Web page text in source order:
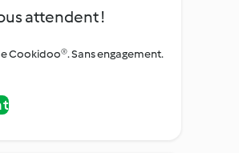
attendent !
Cookidoo®. Sans engagement.